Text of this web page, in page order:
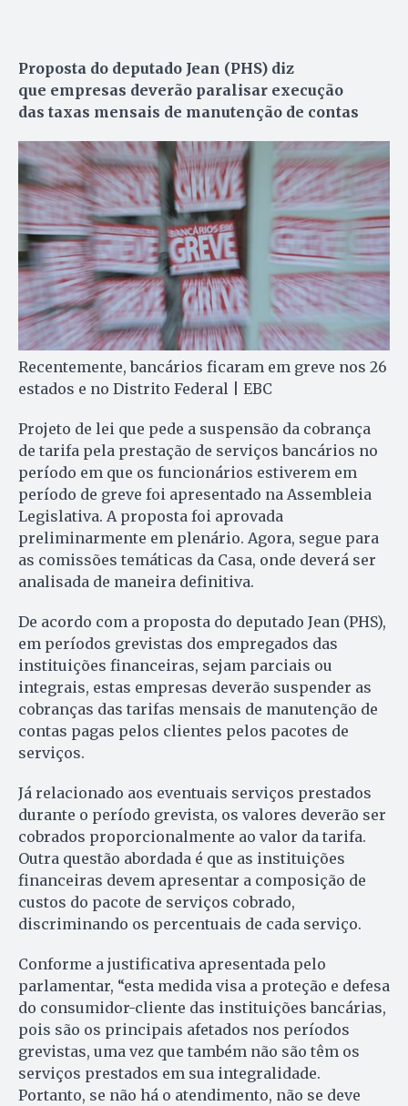
Proposta do deputado Jean (PHS) diz
que empresas deverão paralisar execução
das taxas mensais de manutenção de contas
Recentemente, bancários ficaram em greve nos 26
estados e no Distrito Federal | EBC
Projeto de lei que pede a suspensão da cobrança
de tarifa pela prestação de serviços bancários no
período em que os funcionários estiverem em
período de greve foi apresentado na Assembleia
Legislativa. A proposta foi aprovada
preliminarmente em plenário. Agora, segue para
as comissões temáticas da Casa, onde deverá ser
analisada de maneira definitiva.
De acordo com a proposta do deputado Jean (PHS),
em períodos grevistas dos empregados das
instituições financeiras, sejam parciais ou
integrais, estas empresas deverão suspender as
cobranças das tarifas mensais de manutenção de
contas pagas pelos clientes pelos pacotes de
serviços.
Já relacionado aos eventuais serviços prestados
durante o período grevista, os valores deverão ser
cobrados proporcionalmente ao valor da tarifa.
Outra questão abordada é que as instituições
financeiras devem apresentar a composição de
custos do pacote de serviços cobrado,
discriminando os percentuais de cada serviço.
Conforme a justificativa apresentada pelo
parlamentar, “esta medida visa a proteção e defesa
do consumidor-cliente das instituições bancárias,
pois são os principais afetados nos períodos
grevistas, uma vez que também não são têm os
serviços prestados em sua integralidade.
Portanto, se não há o atendimento, não se deve